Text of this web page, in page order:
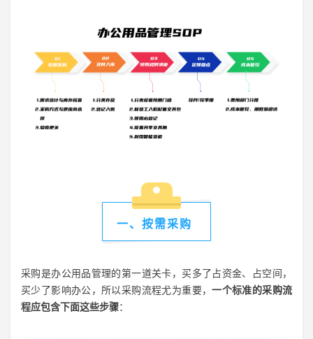
一、按需采购
采购是办公用品管理的第一道关卡，买多了占资金、占空间，
买少了影响办公，所以采购流程尤为重要，一个标准的采购流
程应包含下面这些步骤：